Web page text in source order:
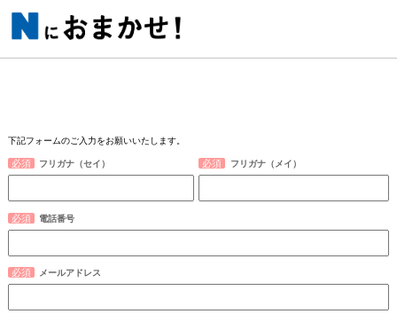
下記フォームのご入力をお願いいたします。
フリガナ（セイ） フリガナ（メイ）
電話番号
メールアドレス